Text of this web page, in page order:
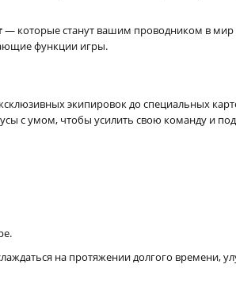
— которые станут вашим проводником в
функции игры.
экипировок до специальных
с умом, чтобы усилить свою команду и
на протяжении долгого времени,